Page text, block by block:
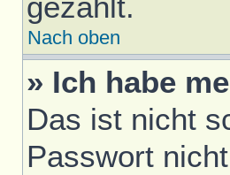
Nach oben
» Ich habe
Das ist nicht
Passwort